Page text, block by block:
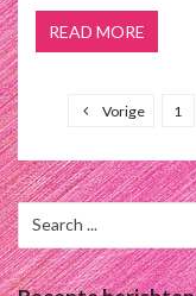
READ MORE
i
c
h
t
Vorige 1
Search
for: